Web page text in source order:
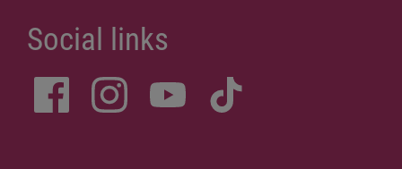
Social links